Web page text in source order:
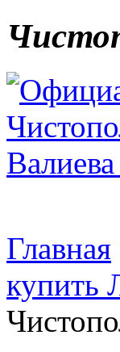
Главная
купить